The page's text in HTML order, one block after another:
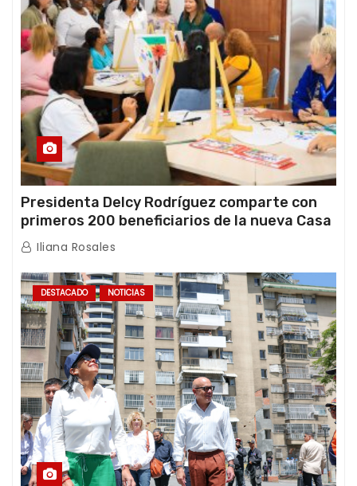
Presidenta Delcy Rodríguez comparte con
primeros 200 beneficiarios de la nueva Casa
de los Abuelos “La Primavera” en Caracas
Iliana Rosales
DESTACADO NOTICIAS